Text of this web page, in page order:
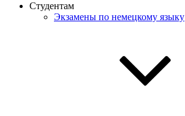
Студентам
Экзамены по немецкому языку